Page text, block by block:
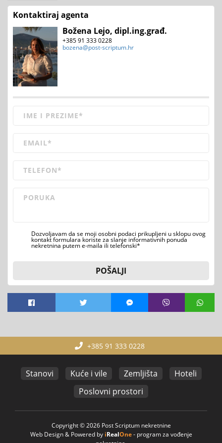
Kontaktiraj agenta
Božena Lejo, dipl.ing.građ.
+385 91 333 0228
bozena@post-scriptum.hr
Dozvoljavam da se moji osobni podaci prikupljeni u sklopu ovog
kontakt formulara koriste za slanje informativnih ponuda
nekretnina putem e-maila ili telefonski*
POŠALJI
+385 91 333 0228
Stanovi Kuće i vile Zemljišta
Hoteli
Poslovni prostori
Copyright © 2026 Post Scriptum nekretnine
Web Design & Powered by iRealOne- program za vođenje